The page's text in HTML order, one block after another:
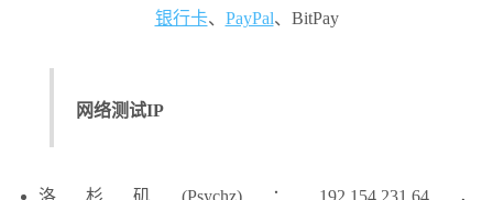
银行卡、 PayPal、BitPay
网络测试IP
洛杉矶(Psychz)：192.154.231.64，